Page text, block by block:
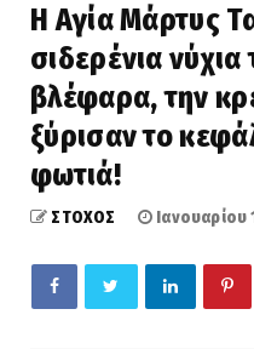
Η Αγία Μάρτυς
σιδερένια
βλέφαρα, την
ξύρισαν το
φωτιά!
ΣΤΟΧΟΣ Ιανουαρίου